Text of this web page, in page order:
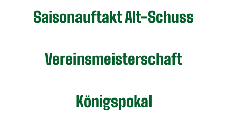
Saisonauftakt Alt-Schuss
Vereinsmeisterschaft
Königspokal